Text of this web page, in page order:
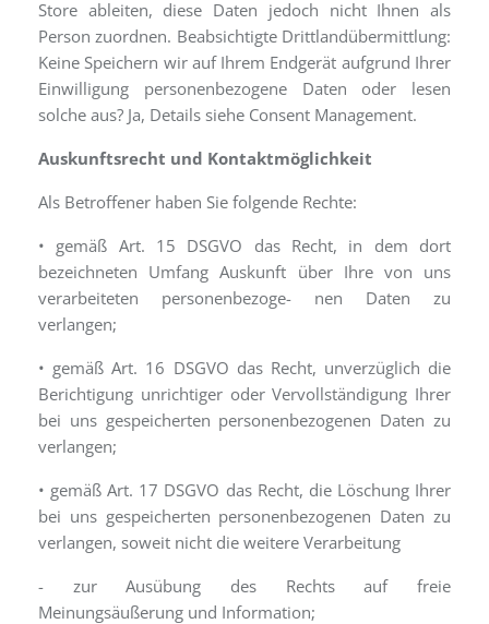
Store ableiten, diese Daten jedoch nicht Ihnen als
Person zuordnen. Beabsichtigte Drittlandübermittlung:
Keine Speichern wir auf Ihrem Endgerät aufgrund Ihrer
Einwilligung personenbezogene Daten oder lesen
solche aus? Ja, Details siehe Consent Management.
Auskunftsrecht und Kontaktmöglichkeit
Als Betroffener haben Sie folgende Rechte:
• gemäß Art. 15 DSGVO das Recht, in dem dort
bezeichneten Umfang Auskunft über Ihre von uns
verarbeiteten personenbezoge- nen Daten zu
verlangen;
• gemäß Art. 16 DSGVO das Recht, unverzüglich die
Berichtigung unrichtiger oder Vervollständigung Ihrer
bei uns gespeicherten personenbezogenen Daten zu
verlangen;
• gemäß Art. 17 DSGVO das Recht, die Löschung Ihrer
bei uns gespeicherten personenbezogenen Daten zu
verlangen, soweit nicht die weitere Verarbeitung
- zur Ausübung des Rechts auf freie
Meinungsäußerung und Information;